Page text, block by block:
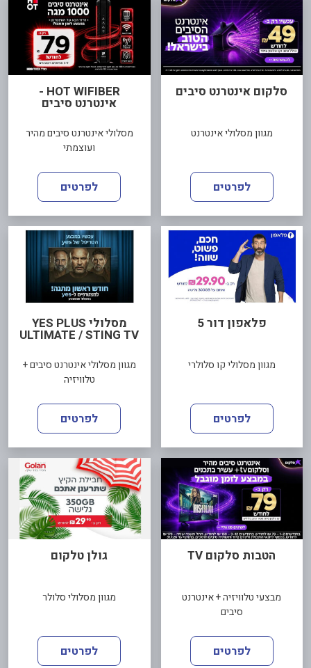
סלקום אינטרנט סיבים
מגוון מסלולי אינטרנט
לפרטים
HOT WIFIBER -
אינטרנט סיבים
מסלולי אינטרנט סיבים מהיר
ועוצמתי
לפרטים
פלאפון דור 5
מגוון מסלולי קו סלולרי
לפרטים
מסלולי YES PLUS
ULTIMATE / STING TV
מגוון מסלולי אינטרנט סיבים +
טלוויזיה
לפרטים
הטבות סלקום TV
מבצעי טלוויזיה + אינטרנט
סיבים
לפרטים
גולן טלקום
מגוון מסלולי סלולר
לפרטים